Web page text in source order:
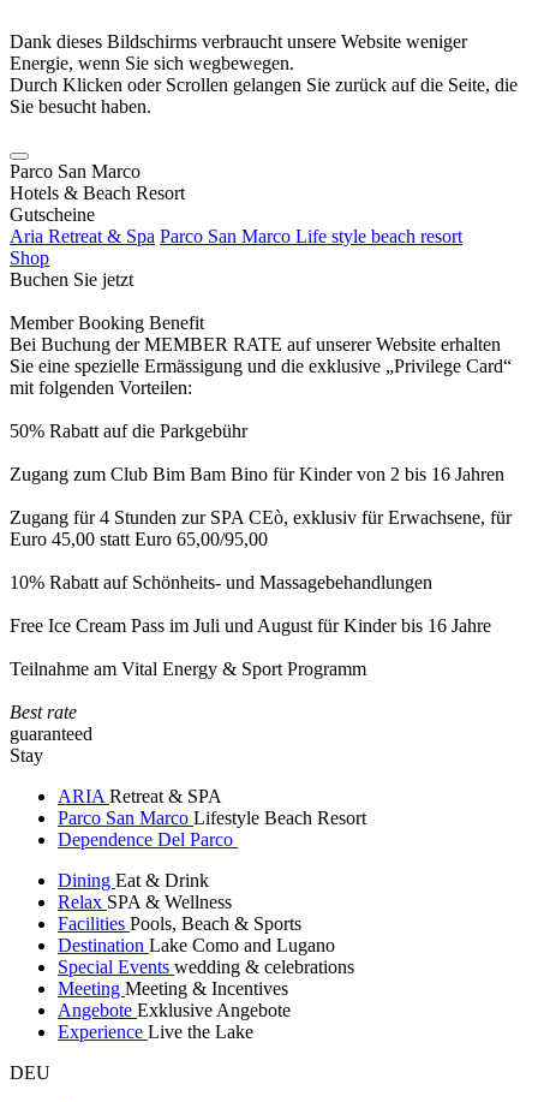
Dank dieses Bildschirms verbraucht unsere Website weniger
Energie, wenn Sie sich wegbewegen.
Durch Klicken oder Scrollen gelangen Sie zurück auf die Seite, die
Sie besucht haben.
Parco San Marco
Hotels & Beach Resort
Gutscheine
Aria Retreat & Spa Parco San Marco Life style beach resort
Shop
Buchen Sie jetzt
Member Booking Benefit
Bei Buchung der MEMBER RATE auf unserer Website erhalten
Sie eine spezielle Ermässigung und die exklusive „Privilege Card“
mit folgenden Vorteilen:
50% Rabatt auf die Parkgebühr
Zugang zum Club Bim Bam Bino für Kinder von 2 bis 16 Jahren
Zugang für 4 Stunden zur SPA CEò, exklusiv für Erwachsene, für
Euro 45,00 statt Euro 65,00/95,00
10% Rabatt auf Schönheits- und Massagebehandlungen
Free Ice Cream Pass im Juli und August für Kinder bis 16 Jahre
Teilnahme am Vital Energy & Sport Programm
Best rate
guaranteed
Stay
ARIA Retreat & SPA
Parco San Marco Lifestyle Beach Resort
Dependence Del Parco
Dining Eat & Drink
Relax SPA & Wellness
Facilities Pools, Beach & Sports
Destination Lake Como and Lugano
Special Events wedding & celebrations
Meeting Meeting & Incentives
Angebote Exklusive Angebote
Experience Live the Lake
DEU